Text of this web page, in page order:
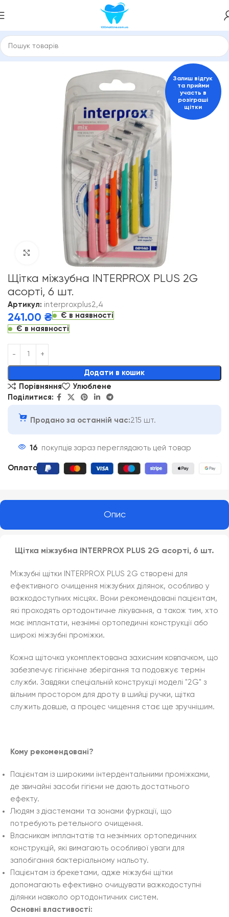
Головна Зубні щітки та міжзубні йоржики
Click to enlarge
Залиш відгук
та прийми
участь в
розіграші
щітки
Щітка міжзубна INTERPROX PLUS 2G
асорті, 6 шт.
Артикул: interproxplus2,4
241.00 ₴
Є в наявності
Є в наявності
Додати в кошик
Alternative:
Порівняння
Улюблене
Поділитися:
Продано за останній час:215 шт.
16 покупців зараз переглядають цей товар
Оплата
Опис
Щітка міжзубна INTERPROX PLUS 2G асорті, 6 шт.
Міжзубні щітки INTERPROX PLUS 2G створені для
ефективного очищення міжзубних ділянок, особливо у
важкодоступних місцях. Вони рекомендовані пацієнтам,
які проходять ортодонтичне лікування, а також тим, хто
має імплантати, незнімні ортопедичні конструкції або
широкі міжзубні проміжки.
Кожна щіточка укомплектована захисним ковпачком, що
забезпечує гігієнічне зберігання та подовжує термін
служби. Завдяки спеціальній конструкції моделі "2G" з
вільним простором для дроту в шийці ручки, щітка
служить довше, а процес чищення стає ще зручнішим.
Кому рекомендовані?
Пацієнтам із широкими інтердентальними проміжками,
де звичайні засоби гігієни не дають достатнього
ефекту.
Людям з діастемами та зонами фуркації, що
потребують ретельного очищення.
Власникам імплантатів та незнімних ортопедичних
конструкцій, які вимагають особливої уваги для
запобігання бактеріальному нальоту.
Пацієнтам із брекетами, адже міжзубні щітки
допомагають ефективно очищувати важкодоступні
ділянки навколо ортодонтичних систем.
Основні властивості: